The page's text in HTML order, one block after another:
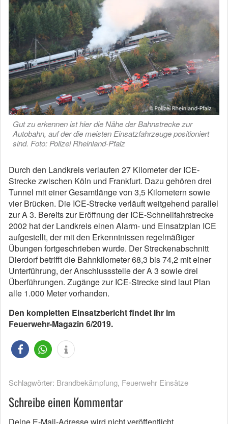
Gut zu erkennen ist hier die Nähe der Bahnstrecke zur
Autobahn, auf der die meisten Einsatzfahrzeuge positioniert
sind. Foto: Polizei Rheinland-Pfalz
Durch den Landkreis verlaufen 27 Kilometer der ICE-
Strecke zwischen Köln und Frankfurt. Dazu gehören drei
Tunnel mit einer Gesamtlänge von 3,5 Kilometern sowie
vier Brücken. Die ICE-Strecke verläuft weitgehend parallel
zur A 3. Bereits zur Eröffnung der ICE-Schnellfahrstrecke
2002 hat der Landkreis einen Alarm- und Einsatzplan ICE
aufgestellt, der mit den Erkenntnissen regelmäßiger
Übungen fortgeschrieben wurde. Der Streckenabschnitt
Dierdorf betrifft die Bahnkilometer 68,3 bis 74,2 mit einer
Unterführung, der Anschlussstelle der A 3 sowie drei
Überführungen. Zugänge zur ICE-Strecke sind laut Plan
alle 1.000 Meter vorhanden.
Den kompletten Einsatzbericht findet Ihr im
Feuerwehr-Magazin 6/2019.
Schlagwörter: Brandbekämpfung, Feuerwehr Einsätze
Schreibe einen Kommentar